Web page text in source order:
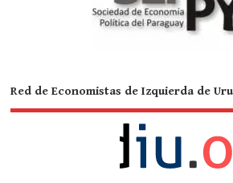
Red de Economistas de Izquierda de